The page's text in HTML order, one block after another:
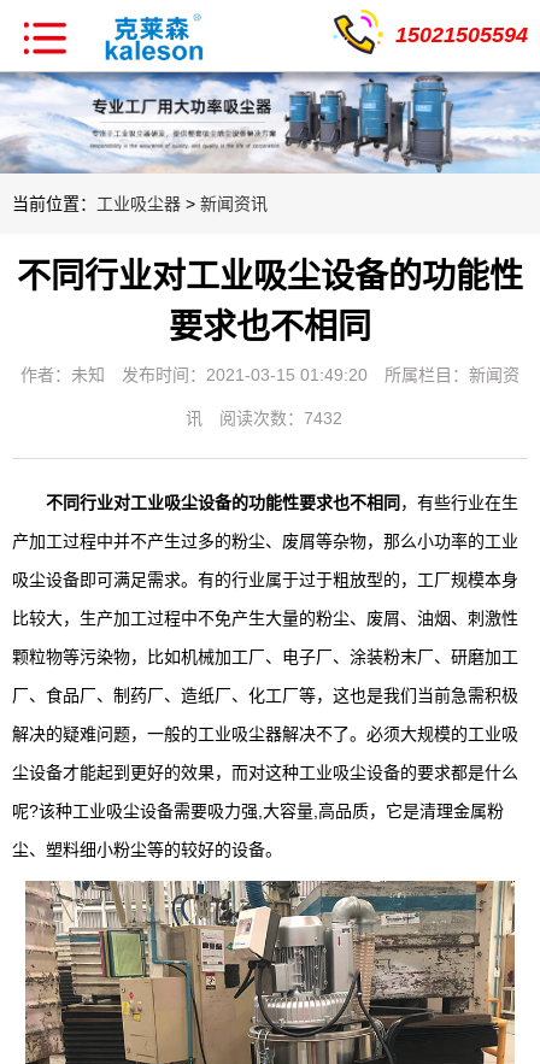
15021505594
当前位置： 工业吸尘器 > 新闻资讯
不同行业对工业吸尘设备的功能性
要求也不相同
作者：未知 发布时间：2021-03-15 01:49:20 所属栏目： 新闻资
讯 阅读次数：7432
不同行业对工业吸尘设备的功能性要求也不相同 ，有些行业在生
产加工过程中并不产生过多的粉尘、废屑等杂物，那么小功率的工业
吸尘设备即可满足需求。有的行业属于过于粗放型的，工厂规模本身
比较大，生产加工过程中不免产生大量的粉尘、废屑、油烟、刺激性
颗粒物等污染物，比如机械加工厂、电子厂、涂装粉末厂、研磨加工
厂、食品厂、制药厂、造纸厂、化工厂等，这也是我们当前急需积极
解决的疑难问题，一般的工业吸尘器解决不了。必须大规模的工业吸
尘设备才能起到更好的效果，而对这种工业吸尘设备的要求都是什么
呢?该种工业吸尘设备需要吸力强,大容量,高品质，它是清理金属粉
尘、塑料细小粉尘等的较好的设备。